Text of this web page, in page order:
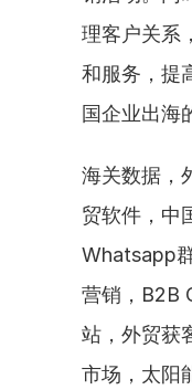
理客户关系
和服务，提
国企业出海
海关数据，
贸软件，中
Whatsapp
营销，B2B
站，外贸获
市场，太阳